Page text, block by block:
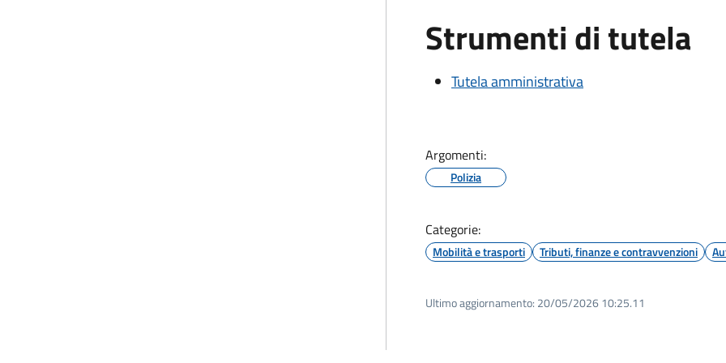
Strumenti di tutela
Tutela amministrativa
Argomenti:
Polizia
Categorie:
Mobilità e trasporti Tributi, finanze e contravvenzioni
Ultimo aggiornamento: 20/05/2026 10:25.11